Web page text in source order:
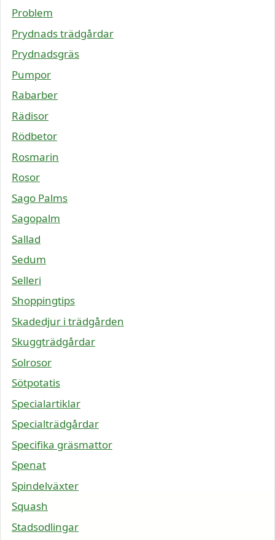
Problem
Prydnads trädgårdar
Prydnadsgräs
Pumpor
Rabarber
Rädisor
Rödbetor
Rosmarin
Rosor
Sago Palms
Sagopalm
Sallad
Sedum
Selleri
Shoppingtips
Skadedjur i trädgården
Skuggträdgårdar
Solrosor
Sötpotatis
Specialartiklar
Specialträdgårdar
Specifika gräsmattor
Spenat
Spindelväxter
Squash
Stadsodlingar